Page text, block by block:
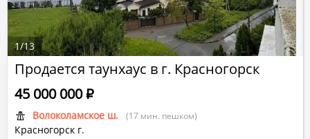
Продается таунхаус в г. Красногорск
Волоколамское ш. (17 мин. пешком)
Красногорск г.
45 000 000Р
1/13